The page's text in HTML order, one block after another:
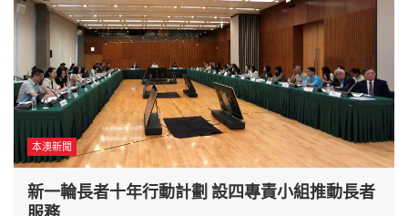
本澳新聞
新一輪長者十年行動計劃 設四專責小組推動長者